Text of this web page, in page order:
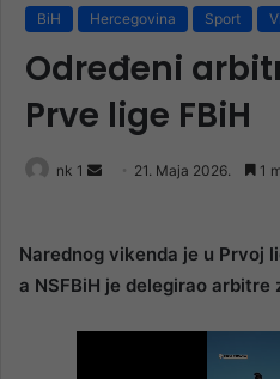
BiH Hercegovina Sport
Određeni
Prve lige FBiH
nk 1
Send 21. Maja 2026. 1
Narednog vikenda je u Prvoj
a NSFBiH je delegirao arbitre